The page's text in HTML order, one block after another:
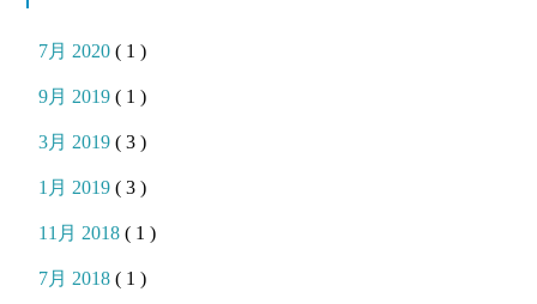
7月 2020( 1 )
9月 2019( 1 )
3月 2019( 3 )
1月 2019( 3 )
11月 2018( 1 )
7月 2018( 1 )